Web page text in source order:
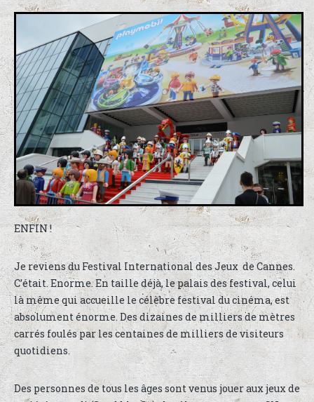
ENFIN !
Je reviens du Festival International des Jeux de Cannes.
C’était. Enorme. En taille déjà, le palais des festival, celui
là même qui accueille le célèbre festival du cinéma, est
absolument énorme. Des dizaines de milliers de mètres
carrés foulés par les centaines de milliers de visiteurs
quotidiens.
Des personnes de tous les âges sont venus jouer aux jeux de